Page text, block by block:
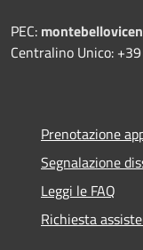
PEC:
Centralino Unico:
Prenotazione
Segnalazione
Leggi le FAQ
Richiesta